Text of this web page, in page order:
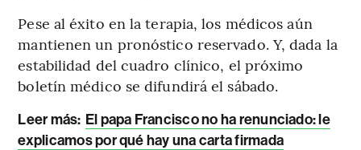
Pese al éxito en la terapia, los médicos aún
mantienen un pronóstico reservado. Y, dada la
estabilidad del cuadro clínico, el próximo
boletín médico se difundirá el sábado.
Leer más: El papa Francisco no ha renunciado: le
explicamos por qué hay una carta firmada